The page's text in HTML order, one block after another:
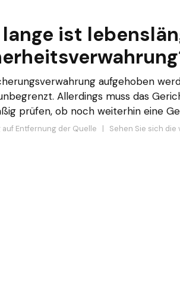
ist
aufgehoben
Allerdings muss das
prüfen, ob noch weiterhin eine
auf Entfernung der Quelle | Sehen Sie sich